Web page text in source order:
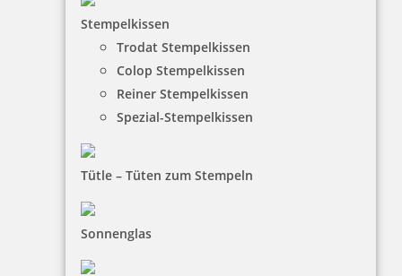
Stempelkissen
Trodat Stempelkissen
Colop Stempelkissen
Reiner Stempelkissen
Spezial-Stempelkissen
Tütle – Tüten zum Stempeln
Sonnenglas
HINWEISE
Versandinformationen
Zahlungsbedingungen
Bestellhinweise
INFORMATIONEN